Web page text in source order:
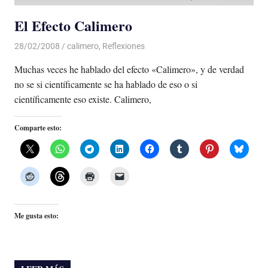
El Efecto Calimero
28/02/2008 Luis Castellanos
calimero, Reflexiones
Muchas veces he hablado del efecto «Calimero», y de verdad
no se si científicamente se ha hablado de eso o si
científicamente eso existe. Calimero,
Comparte esto:
Me gusta esto: